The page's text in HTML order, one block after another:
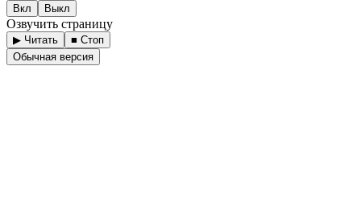
Вкл Выкл
Озвучить страницу
▶ Читать
■ Стоп
Обычная версия